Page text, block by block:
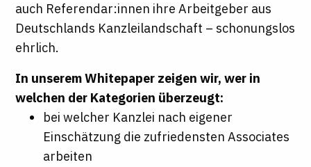
auch Referendar:innen ihre Arbeitgeber aus
Deutschlands Kanzleilandschaft – schonungslos
ehrlich.
In unserem Whitepaper zeigen wir, wer in
welchen der Kategorien überzeugt:
bei welcher Kanzlei nach eigener
Einschätzung die zufriedensten Associates
arbeiten